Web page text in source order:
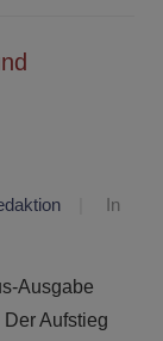
In
Ausgabe
Aufstieg